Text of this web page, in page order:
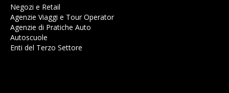
Negozi e Retail
Agenzie Viaggi e Tour Operator
Agenzie di Pratiche Auto
Autoscuole
Enti del Terzo Settore